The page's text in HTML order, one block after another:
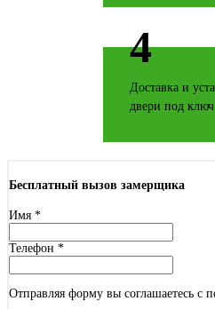
Махагон
4
Доставка и
двери под ключ
Бесплатный вызов замерщика
Имя *
Телефон *
Отправляя форму вы соглашаетесь с